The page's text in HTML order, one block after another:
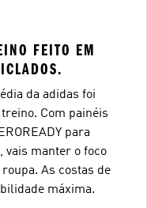
FEITO EM
da adidas foi
Com painéis
para
vais manter o foco
As costas de
máxima.